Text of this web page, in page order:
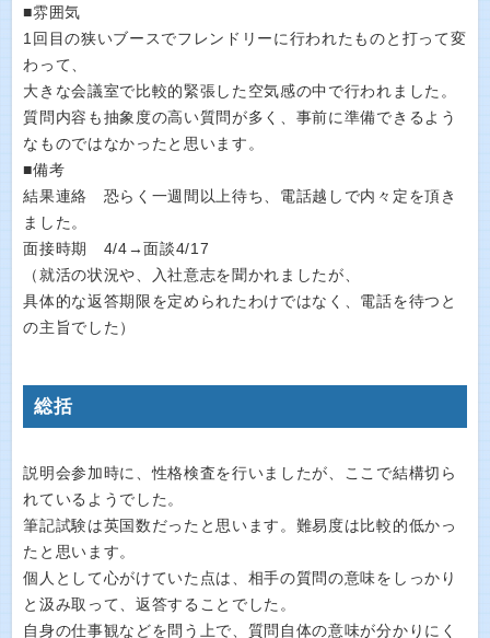
■雰囲気
1回目の狭いブースでフレンドリーに行われたものと打って変
わって、
大きな会議室で比較的緊張した空気感の中で行われました。
質問内容も抽象度の高い質問が多く、事前に準備できるよう
なものではなかったと思います。
■備考
結果連絡 恐らく一週間以上待ち、電話越しで内々定を頂き
ました。
面接時期 4/4→面談4/17
（就活の状況や、入社意志を聞かれましたが、
具体的な返答期限を定められたわけではなく、電話を待つと
の主旨でした）
総括
説明会参加時に、性格検査を行いましたが、ここで結構切ら
れているようでした。
筆記試験は英国数だったと思います。難易度は比較的低かっ
たと思います。
個人として心がけていた点は、相手の質問の意味をしっかり
と汲み取って、返答することでした。
自身の仕事観などを問う上で、質問自体の意味が分かりにく